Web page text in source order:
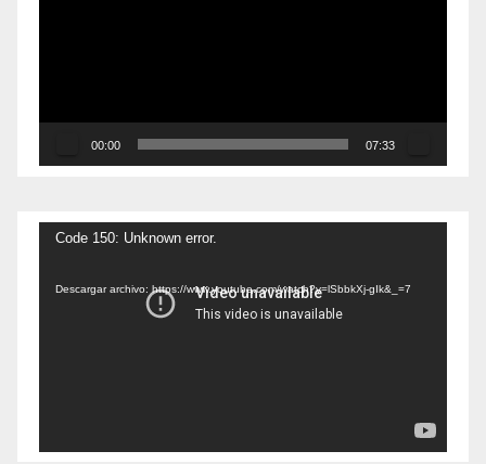
00:00 07:33
Reproductor
Code 150: Unknown error.
Descargar archivo: https://www.youtube.com/watch?v=lSbbkXj-gIk&_=7